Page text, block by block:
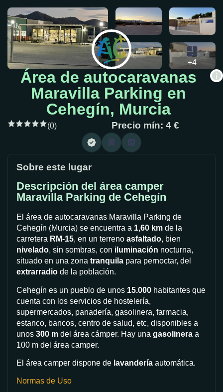
+4
Área de autocaravanas
Maravilla Parking en
Cehegín, Murcia
(0) Precio mín: 4 €
Sobre este lugar
Descripción del área camper
Maravilla Parking de Cehegín
El área de autocaravanas Maravilla Parking de
Cehegín (Murcia) se encuentra a 1,60 km de la
carretera RM-15, en un terreno asfaltado, bien
nivelado, sin sombras, con iluminación nocturna,
situado en una zona tranquila para pernoctar, del
extrarradio de la población.
Cehegín es un pueblo de unos 15.000 habitantes que
cuenta con los servicios de hostelería,
supermercados, panadería, gasolinera, farmacia,
estanco, bancos, centro de salud, etc, disponibles a
unos 300 m del área cámper. Hay una gasolinera a
100 m del área camper.
El área camper dispone de lavandería automática.
Normas de Uso